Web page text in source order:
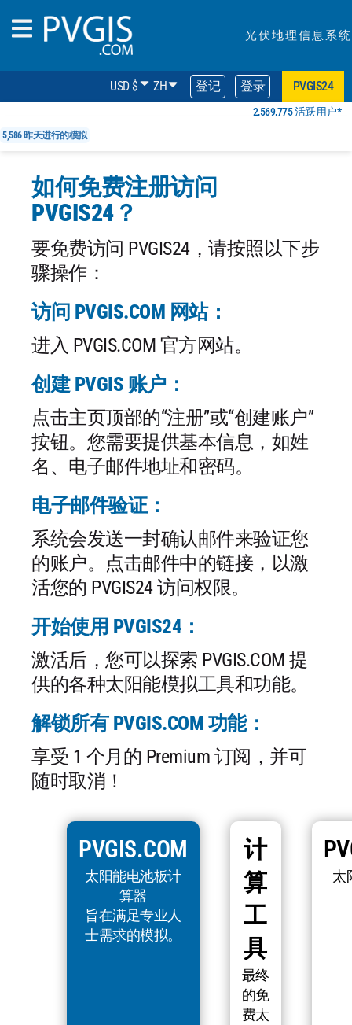
光伏地理信息系统
USD $ ZH 登记 登录 PVGIS24
2,569,775 活跃用户*
5,586 昨天进行的模拟
如何免费注册访问
PVGIS24？
要免费访问 PVGIS24，请按照以下步
骤操作：
访问 PVGIS.COM 网站：
进入 PVGIS.COM 官方网站。
创建 PVGIS 账户：
点击主页顶部的“注册”或“创建账户”
按钮。您需要提供基本信息，如姓
名、电子邮件地址和密码。
电子邮件验证：
系统会发送一封确认邮件来验证您
的账户。点击邮件中的链接，以激
活您的 PVGIS24 访问权限。
开始使用 PVGIS24：
激活后，您可以探索 PVGIS.COM 提
供的各种太阳能模拟工具和功能。
解锁所有 PVGIS.COM 功能：
享受 1 个月的 Premium 订阅，并可
随时取消！
PVGIS.COM
太阳能电池板计
算器
旨在满足专业人
士需求的模拟。
计
算
工
具
最终
的免
费太
太